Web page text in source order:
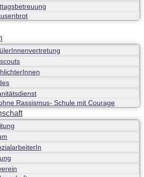
Rassismus- Schule mit Courage